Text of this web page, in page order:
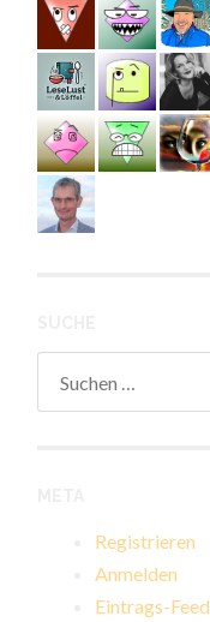
Registrieren
Anmelden
Eintrags-Feed